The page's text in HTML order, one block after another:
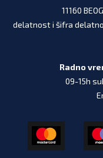
11160
delatnost i šifra
Radno
09-15h